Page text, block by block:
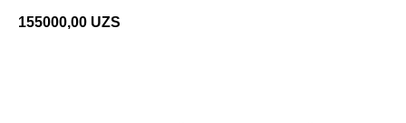
155000,00 UZS